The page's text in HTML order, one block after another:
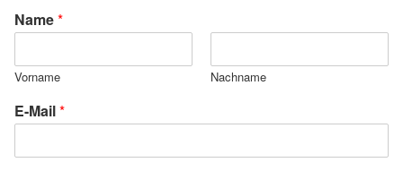
Name*
Vorname Nachname
E-Mail*